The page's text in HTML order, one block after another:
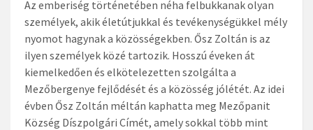
Az emberiség történetében néha felbukkanak olyan
személyek, akik életútjukkal és tevékenységükkel mély
nyomot hagynak a közösségekben. Ősz Zoltán is az
ilyen személyek közé tartozik. Hosszú éveken át
kiemelkedően és elkötelezetten szolgálta a
Mezőbergenye fejlődését és a közösség jólétét. Az idei
évben Ősz Zoltán méltán kaphatta meg Mezőpanit
Község Díszpolgári Címét, amely sokkal több mint